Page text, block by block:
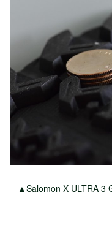
▲Salomon X ULTRA 3